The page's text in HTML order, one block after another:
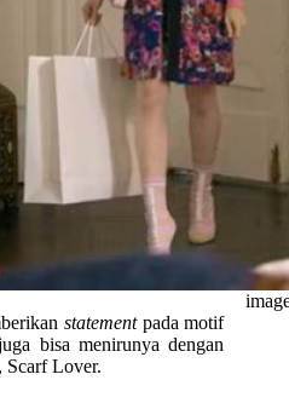
statement pada motif
bisa menirunya dengan
Scarf Lover.